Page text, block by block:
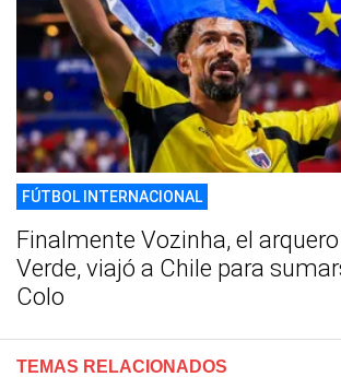
FÚTBOL INTERNACIONAL
Finalmente Vozinha, el
Verde, viajó a Chile para
Colo
TEMAS RELACIONADOS